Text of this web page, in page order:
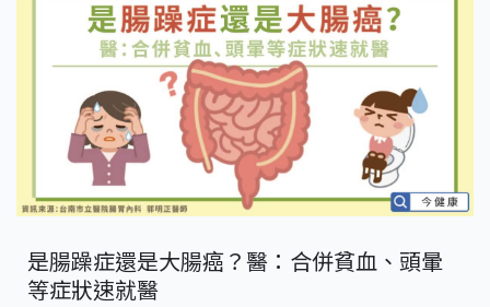
是腸躁症還是大腸癌？醫：合併貧血、頭暈
等症狀速就醫